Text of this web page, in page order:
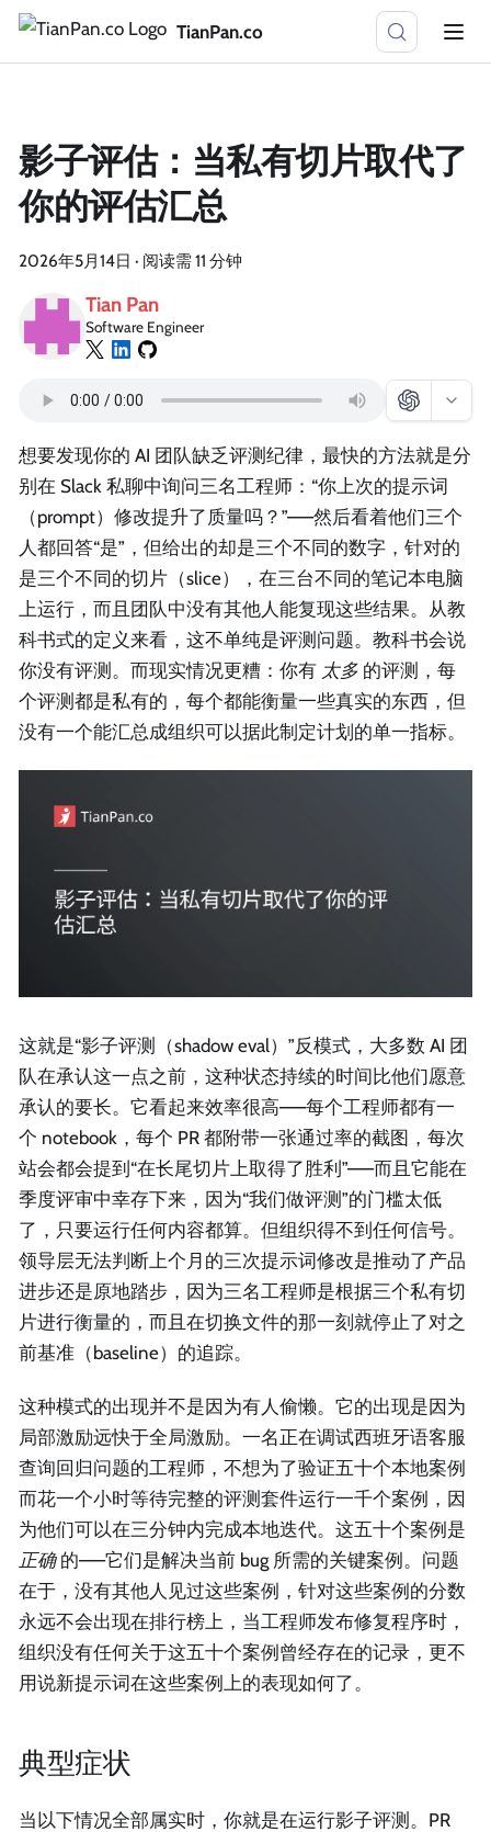
TianPan.co
影子评估：当私有切片取代了
你的评估汇总
2026年5月14日 · 阅读需 11 分钟
Tian Pan
Software Engineer
想要发现你的 AI 团队缺乏评测纪律，最快的方法就是分
别在 Slack 私聊中询问三名工程师：“你上次的提示词
（prompt）修改提升了质量吗？”——然后看着他们三个
人都回答“是”，但给出的却是三个不同的数字，针对的
是三个不同的切片（slice），在三台不同的笔记本电脑
上运行，而且团队中没有其他人能复现这些结果。从教
科书式的定义来看，这不单纯是评测问题。教科书会说
你没有评测。而现实情况更糟：你有 太多 的评测，每
个评测都是私有的，每个都能衡量一些真实的东西，但
没有一个能汇总成组织可以据此制定计划的单一指标。
这就是“影子评测（shadow eval）”反模式，大多数 AI 团
队在承认这一点之前，这种状态持续的时间比他们愿意
承认的要长。它看起来效率很高——每个工程师都有一
个 notebook，每个 PR 都附带一张通过率的截图，每次
站会都会提到“在长尾切片上取得了胜利”——而且它能在
季度评审中幸存下来，因为“我们做评测”的门槛太低
了，只要运行任何内容都算。但组织得不到任何信号。
领导层无法判断上个月的三次提示词修改是推动了产品
进步还是原地踏步，因为三名工程师是根据三个私有切
片进行衡量的，而且在切换文件的那一刻就停止了对之
前基准（baseline）的追踪。
这种模式的出现并不是因为有人偷懒。它的出现是因为
局部激励远快于全局激励。一名正在调试西班牙语客服
查询回归问题的工程师，不想为了验证五十个本地案例
而花一个小时等待完整的评测套件运行一千个案例，因
为他们可以在三分钟内完成本地迭代。这五十个案例是
正确的——它们是解决当前 bug 所需的关键案例。问题
在于，没有其他人见过这些案例，针对这些案例的分数
永远不会出现在排行榜上，当工程师发布修复程序时，
组织没有任何关于这五十个案例曾经存在的记录，更不
用说新提示词在这些案例上的表现如何了。
典型症状
当以下情况全部属实时，你就是在运行影子评测。PR